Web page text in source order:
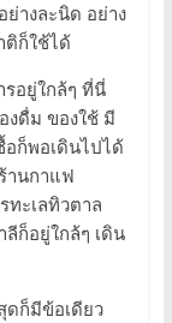
างละนิด อย่าง
ติก็ใช้ได้
อยู่ใกล้ๆ ที่นี่
งดื่ม ของใช้ มี
อก็พอเดินไปได้
านกาแฟ
ทะเลทิวตาล
ลีก็อยู่ใกล้ๆ เดิน
ดก็มีข้อเดียว